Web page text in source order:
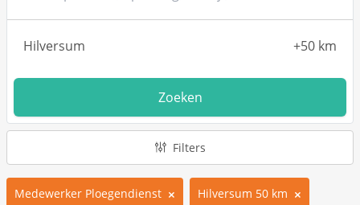
Zoeken
Filters
Medewerker Ploegendienst Hilversum 50 km